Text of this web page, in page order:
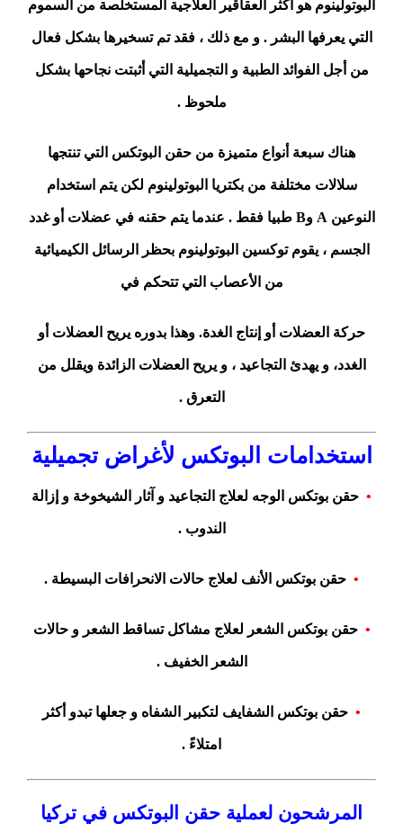
البوتولينوم هو أكثر العقاقير العلاجية المستخلصة من السموم
التي يعرفها البشر . و مع ذلك ، فقد تم تسخيرها بشكل فعال
من أجل الفوائد الطبية و التجميلية التي أثبتت نجاحها بشكل
ملحوظ .
هناك سبعة أنواع متميزة من حقن البوتكس التي تنتجها
سلالات مختلفة من بكتريا البوتولينوم لكن يتم استخدام
النوعين A وB طبيا فقط . عندما يتم حقنه في عضلات أو غدد
الجسم ، يقوم توكسين البوتولينوم بحظر الرسائل الكيميائية
من الأعصاب التي تتحكم في
حركة العضلات أو إنتاج الغدة. وهذا بدوره يريح العضلات أو
الغدد، و يهدئ التجاعيد ، و يريح العضلات الزائدة ويقلل من
التعرق .
استخدامات البوتكس لأغراض تجميلية
• حقن بوتكس الوجه لعلاج التجاعيد و آثار الشيخوخة و إزالة
الندوب .
• حقن بوتكس الأنف لعلاج حالات الانحرافات البسيطة .
• حقن بوتكس الشعر لعلاج مشاكل تساقط الشعر و حالات
الشعر الخفيف .
• حقن بوتكس الشفايف لتكبير الشفاه و جعلها تبدو أكثر
امتلاءً .
المرشحون لعملية حقن البوتكس في تركيا